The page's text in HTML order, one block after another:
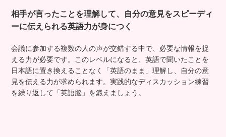
相手が言ったことを理解して、自分の意見をスピーディ
ーに伝えられる英語力が身につく
会議に参加する複数の人の声が交錯する中で、必要な情報を捉
える力が必要です。このレベルになると、英語で聞いたことを
日本語に置き換えることなく「英語のまま」理解し、自分の意
見を伝える力が求められます。実践的なディスカッション練習
を繰り返して「英語脳」を鍛えましょう。